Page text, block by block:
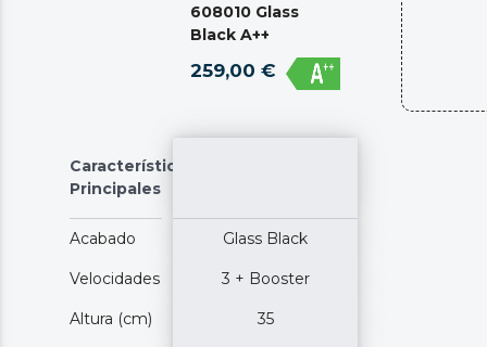
608010 Glass
Black A++
259,00 €
Características
Principales
Acabado Glass Black
Velocidades 3 + Booster
Altura (cm) 35